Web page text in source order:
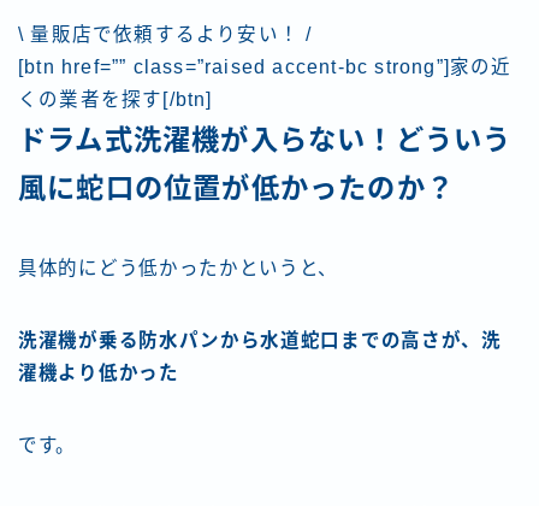
\ 量販店で依頼するより安い！ /
[btn href=”” class=”raised accent-bc strong”]家の近
くの業者を探す[/btn]
ドラム式洗濯機が入らない！どういう
風に蛇口の位置が低かったのか？
具体的にどう低かったかというと、
洗濯機が乗る防水パンから水道蛇口までの高さが、洗
濯機より低かった
です。